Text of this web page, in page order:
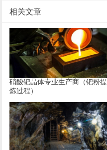
相关文章
硝酸钯晶体专业生产商（钯粉提
炼过程）